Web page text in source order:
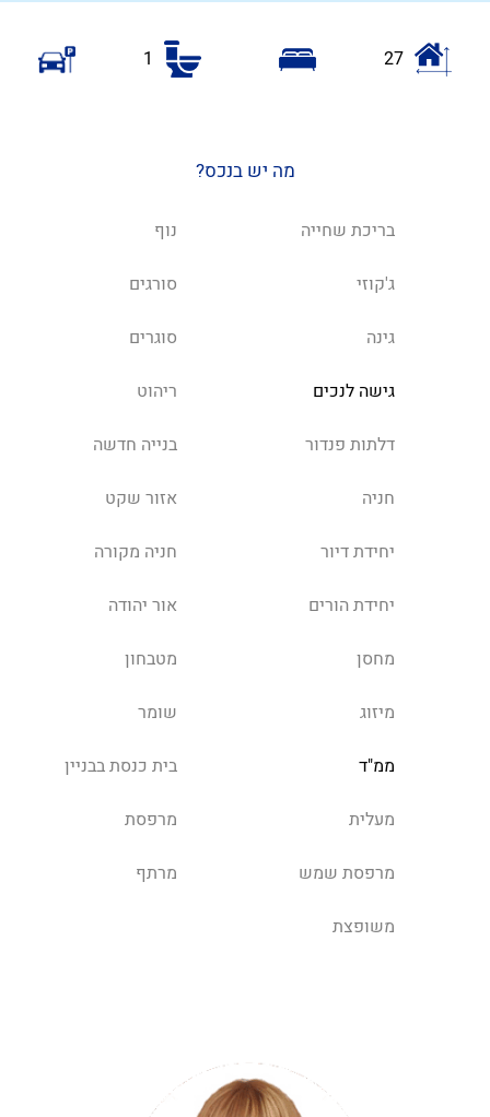
27
1
מה יש בנכס?
בריכת שחייה נוף
ג'קוזי סורגים
גינה סוגרים
גישה לנכים ריהוט
דלתות פנדור בנייה חדשה
חניה אזור שקט
יחידת דיור חניה מקורה
יחידת הורים אור יהודה
מחסן מטבחון
מיזוג שומר
ממ"ד בית כנסת בבניין
מעלית מרפסת
מרפסת שמש מרתף
משופצת